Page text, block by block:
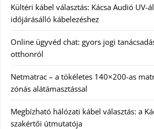
Kültéri kábel választás: Kácsa Audió UV-
időjárásálló kábelezéshez
Online ügyvéd chat: gyors jogi
otthonról
Netmatrac – a tökéletes 140×200-as
zónás alátámasztással
Megbízható hálózati kábel választás: a
szakértői útmutatója